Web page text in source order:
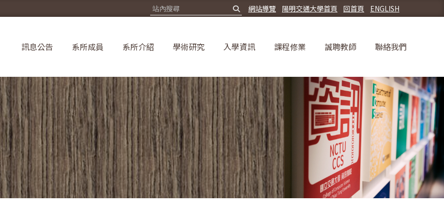
ENGLISH
回首頁
陽明交通大學首頁
網站導覽
訊息公告 系所成員 系所介紹 學術研究 入學資訊 課程修業 誠聘教師 聯絡我們